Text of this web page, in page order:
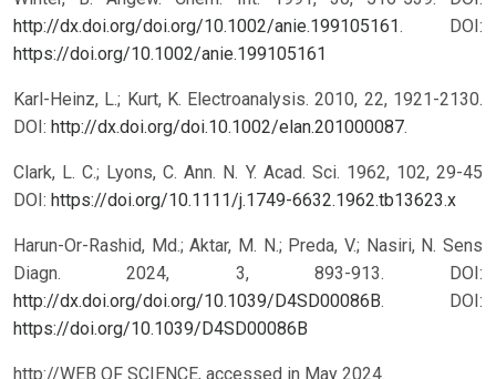
http://dx.doi.org/doi.org/10.1002/anie.199105161.
DOI:
https://doi.org/10.1002/anie.199105161
Karl-Heinz, L.; Kurt, K. Electroanalysis. 2010, 22, 1921-2130.
DOI: http://dx.doi.org/doi.10.1002/elan.201000087.
Clark, L. C.; Lyons, C. Ann. N. Y. Acad. Sci. 1962, 102, 29-45
DOI: https://doi.org/10.1111/j.1749-6632.1962.tb13623.x
Harun-Or-Rashid, Md.; Aktar, M. N.; Preda, V.; Nasiri, N. Sens
Diagn. 2024, 3, 893-913. DOI:
http://dx.doi.org/doi.org/10.1039/D4SD00086B.
DOI:
https://doi.org/10.1039/D4SD00086B
http://WEB OF SCIENCE, accessed in May 2024.